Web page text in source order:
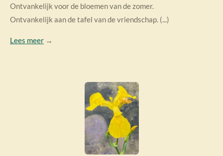
Ontvankelijk voor de bloemen van de zomer.
Ontvankelijk aan de tafel van de vriendschap. (...)
Lees meer →